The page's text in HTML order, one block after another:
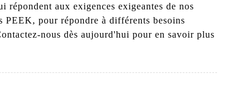
aux exigences exigeantes de nos
PEEK, pour répondre à différents besoins
nous dès aujourd'hui pour en savoir plus